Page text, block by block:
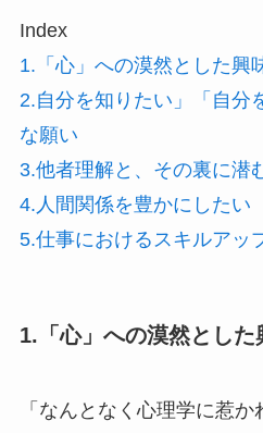
Index
1.「心」への漠然とした興
2.自分を知りたい」「自分
な願い
3.他者理解と、その裏に潜
4.人間関係を豊かにしたい
5.仕事におけるスキルアッ
1.「心」への漠然とした
「なんとなく心理学に惹